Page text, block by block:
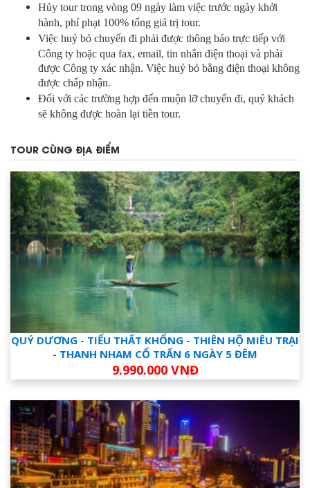
Hủy tour trong vòng 09 ngày làm việc trước ngày khởi
hành, phí phạt 100% tổng giá trị tour.
Việc huỷ bỏ chuyến đi phải được thông báo trực tiếp với
Công ty hoặc qua fax, email, tin nhắn điện thoại và phải
được Công ty xác nhận. Việc huỷ bỏ bằng điện thoại không
được chấp nhận.
Đối với các trường hợp đến muộn lỡ chuyến đi, quý khách
sẽ không được hoàn lại tiền tour.
TOUR CÙNG ĐỊA ĐIỂM
QUÝ DƯƠNG - TIỂU THẤT KHỔNG - THIÊN HỘ MIÊU TRẠI
- THANH NHAM CỔ TRẤN 6 NGÀY 5 ĐÊM
9.990.000 VNĐ